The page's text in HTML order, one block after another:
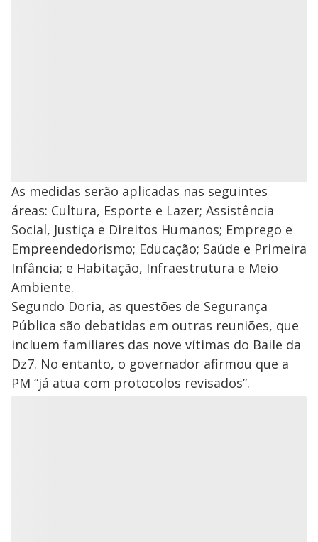
As medidas serão aplicadas nas seguintes
áreas: Cultura, Esporte e Lazer; Assistência
Social, Justiça e Direitos Humanos; Emprego e
Empreendedorismo; Educação; Saúde e Primeira
Infância; e Habitação, Infraestrutura e Meio
Ambiente.
Segundo Doria, as questões de Segurança
Pública são debatidas em outras reuniões, que
incluem familiares das nove vítimas do Baile da
Dz7. No entanto, o governador afirmou que a
PM “já atua com protocolos revisados”.